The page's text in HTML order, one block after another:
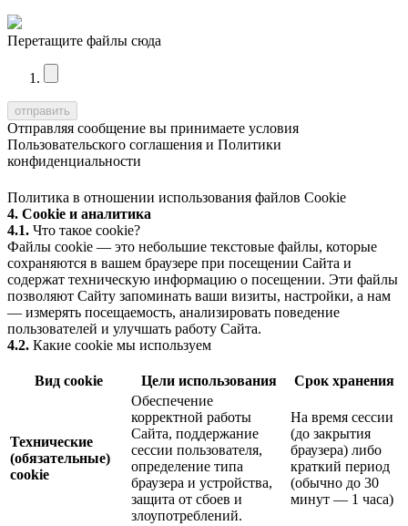
Перетащите файлы сюда
Отправляя сообщение вы принимаете условия
Пользовательского соглашения и Политики
конфиденциальности
Политика в отношении использования файлов Cookie
4. Cookie и аналитика
4.1. Что такое cookie?
Файлы cookie — это небольшие текстовые файлы, которые
сохраняются в вашем браузере при посещении Сайта и
содержат техническую информацию о посещении. Эти файлы
позволяют Сайту запоминать ваши визиты, настройки, а нам
— измерять посещаемость, анализировать поведение
пользователей и улучшать работу Сайта.
4.2. Какие cookie мы используем
Вид cookie Цели использования Срок хранения
Технические
(обязательные)
cookie
Обеспечение
корректной работы
Сайта, поддержание
сессии пользователя,
определение типа
браузера и устройства,
защита от сбоев и
злоупотреблений.
На время сессии
(до закрытия
браузера) либо
краткий период
(обычно до 30
минут — 1 часа)